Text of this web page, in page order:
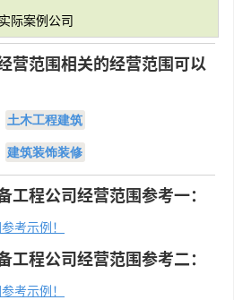
际案例公司
营范围相关的经营范围可以
土木工程建筑
建筑装饰装修
工程公司经营范围参考一：
考示例！
工程公司经营范围参考二：
考示例！